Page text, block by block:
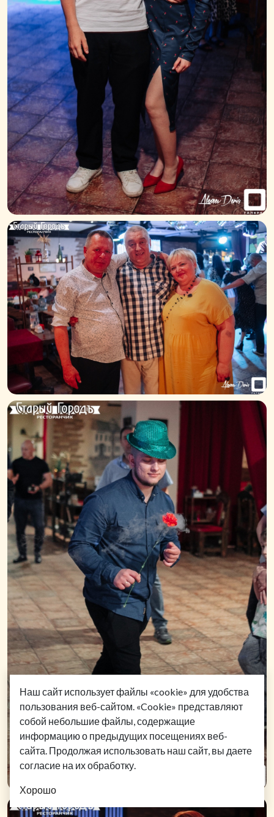
Наш сайт использует файлы «cookie» для удобства
пользования веб-сайтом. «Cookie» представляют
собой небольшие файлы, содержащие
информацию о предыдущих посещениях веб-
сайта. Продолжая использовать наш сайт, вы даете
согласие на их обработку.
Хорошо